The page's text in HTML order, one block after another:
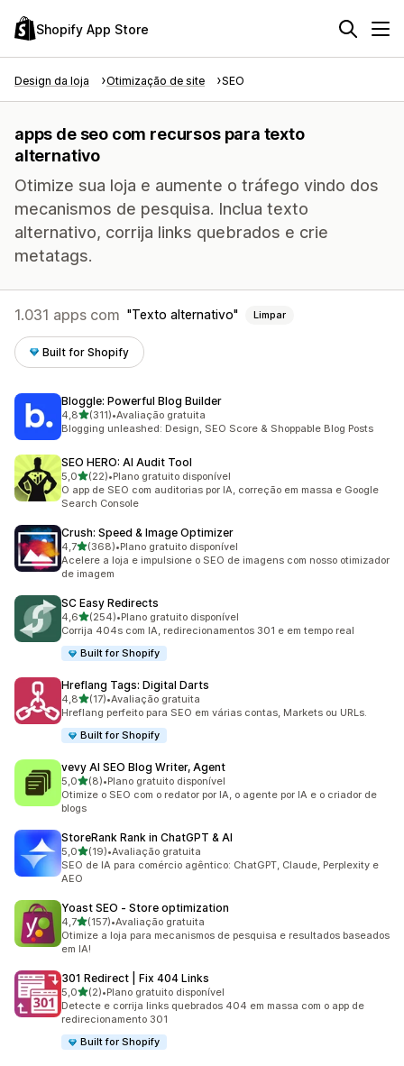
Shopify App Store
Design da loja Otimização de site SEO
apps de seo com recursos para texto
alternativo
Otimize sua loja e aumente o tráfego vindo dos
mecanismos de pesquisa. Inclua texto
alternativo, corrija links quebrados e crie
metatags.
1.031 apps com Texto alternativo Limpar
Built for Shopify
Bloggle: Powerful Blog Builder
4,8de 5 estrelas
(311)
311 avaliações ao todo
•Avaliação gratuita
Blogging unleashed: Design, SEO Score & Shoppable Blog Posts
SEO HERO: AI Audit Tool
5,0de 5 estrelas
(22)
22 avaliações ao todo
•Plano gratuito disponível
O app de SEO com auditorias por IA, correção em massa e Google
Search Console
Crush: Speed & Image Optimizer
4,7de 5 estrelas
(368)
368 avaliações ao todo
•Plano gratuito disponível
Acelere a loja e impulsione o SEO de imagens com nosso otimizador
de imagem
SC Easy Redirects
4,6de 5 estrelas
(254)
254 avaliações ao todo
•Plano gratuito disponível
Corrija 404s com IA, redirecionamentos 301 e em tempo real
Built for Shopify
Hreflang Tags: Digital Darts
4,8de 5 estrelas
(17)
17 avaliações ao todo
•Avaliação gratuita
Hreflang perfeito para SEO em várias contas, Markets ou URLs.
Built for Shopify
vevy AI SEO Blog Writer, Agent
5,0de 5 estrelas
(8)
8 avaliações ao todo
•Plano gratuito disponível
Otimize o SEO com o redator por IA, o agente por IA e o criador de
blogs
StoreRank Rank in ChatGPT & AI
5,0de 5 estrelas
(19)
19 avaliações ao todo
•Avaliação gratuita
SEO de IA para comércio agêntico: ChatGPT, Claude, Perplexity e
AEO
Yoast SEO ‑ Store optimization
4,7de 5 estrelas
(157)
157 avaliações ao todo
•Avaliação gratuita
Otimize a loja para mecanismos de pesquisa e resultados baseados
em IA!
301 Redirect | Fix 404 Links
5,0de 5 estrelas
(2)
2 avaliações ao todo
•Plano gratuito disponível
Detecte e corrija links quebrados 404 em massa com o app de
redirecionamento 301
Built for Shopify